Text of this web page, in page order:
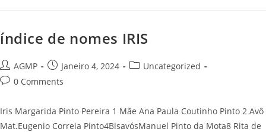
índice de nomes IRIS
Post
author:
AGMP
Post
published:
Janeiro 4, 2024
PostUncategorized
Post0 Comments
Iris Margarida Pinto Pereira 1 Mãe Ana Paula Coutinho Pinto 2 Avô
Mat.Eugenio Correia Pinto4BisavósManuel Pinto da Mota8 Rita de